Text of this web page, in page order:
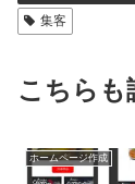
集客
こちらも
ホームページ作成